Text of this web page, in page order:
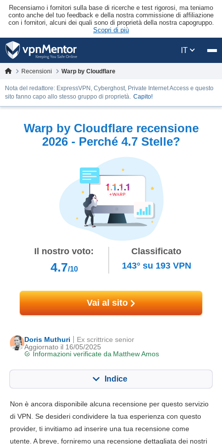
Recensiamo i fornitori sulla base di ricerche e test rigorosi, ma teniamo
conto anche del tuo feedback e della nostra commissione di affiliazione
con i fornitori, alcuni dei quali sono di proprietà della nostra capogruppo.
Scopri di più
IT
Recensioni Warp by Cloudflare
Nota del redattore: ExpressVPN, Cyberghost, Private Internet Access e questo
sito fanno capo allo stesso gruppo di proprietà. Capito!
Warp by Cloudflare recensione
2026 - Perché 4.7 Stelle?
Il nostro voto:
4.7/10
Classificato
143°su 193VPN
Vai al sito
Doris Muthuri
Aggiornato il 16/05/2025
Informazioni verificate da Matthew Amos
Ex scrittrice senior
Indice
Funzionalità chiave 4.4
Installazione e app 6.2
Non è ancora disponibile alcuna recensione per questo servizio
di VPN. Se desideri condividere la tua esperienza con questo
provider, ti invitiamo ad inserire una tua recensione come
utente. A breve, forniremo una recensione dettagliata dei nostri